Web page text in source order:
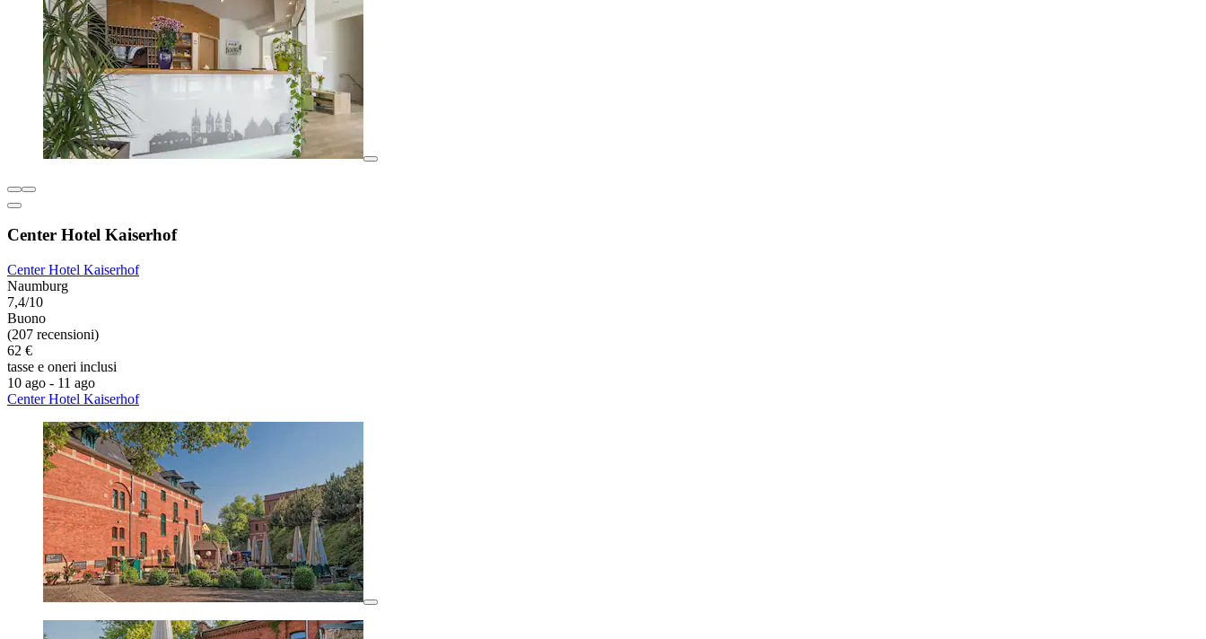
Center Hotel Kaiserhof
Center Hotel Kaiserhof
Naumburg
7,4/10
Buono
(207 recensioni)
62 €
tasse e oneri inclusi
10 ago - 11 ago
Center Hotel Kaiserhof